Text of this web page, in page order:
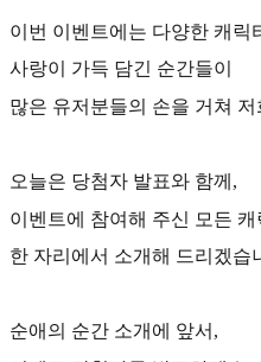
이번 이벤트에는 다양한 캐릭
사랑이 가득 담긴 순간들이
많은 유저분들의 손을 거쳐
오늘은 당첨자 발표와 함께,
이벤트에 참여해 주신 모든 캐
한 자리에서 소개해 드리겠습
순애의 순간 소개에 앞서,